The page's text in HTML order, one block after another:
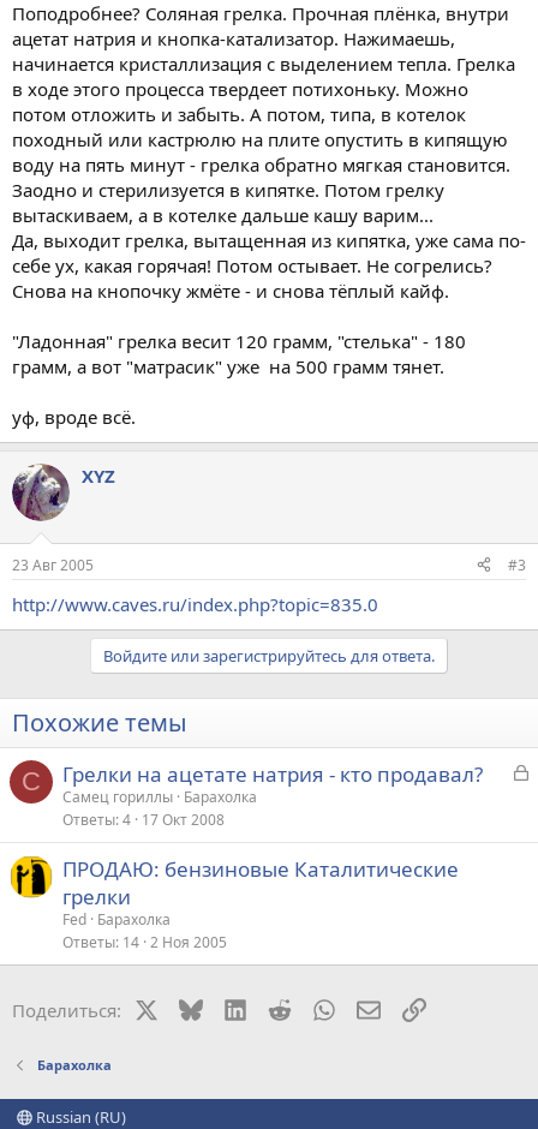
Поподробнее? Соляная грелка. Прочная плёнка, внутри
ацетат натрия и кнопка-катализатор. Нажимаешь,
начинается кристаллизация с выделением тепла. Грелка
в ходе этого процесса твердеет потихоньку. Можно
потом отложить и забыть. А потом, типа, в котелок
походный или кастрюлю на плите опустить в кипящую
воду на пять минут - грелка обратно мягкая становится.
Заодно и стерилизуется в кипятке. Потом грелку
вытаскиваем, а в котелке дальше кашу варим...
Да, выходит грелка, вытащенная из кипятка, уже сама по-
себе ух, какая горячая! Потом остывает. Не согрелись?
Снова на кнопочку жмёте - и снова тёплый кайф.
"Ладонная" грелка весит 120 грамм, "стелька" - 180
грамм, а вот "матрасик" уже на 500 грамм тянет.
уф, вроде всё.
XYZ
23 Авг 2005 #3
http://www.caves.ru/index.php?topic=835.0
Войдите или зарегистрируйтесь для ответа.
Похожие темы
С
З
р
Грелки на ацетате натрия - кто продавал?
Самец гориллы Барахолка
Ответы 4 17 Окт 2008
ПРОДАЮ: бензиновые Каталитические
грелки
Fed Барахолка
Ответы 14 2 Ноя 2005
Поделиться: BlueskyLinkedIn
RedditWhatsAppЭлектронная
Ссылка
Барахолка
Russian (RU)